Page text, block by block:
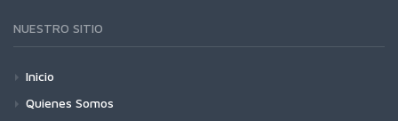
NUESTRO SITIO
Inicio
Quienes Somos